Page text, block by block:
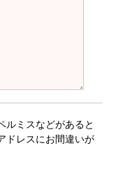
ルミスなどがあると
ドレスにお間違いが